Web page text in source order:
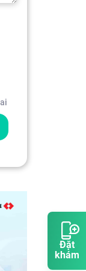
Đặt
khám